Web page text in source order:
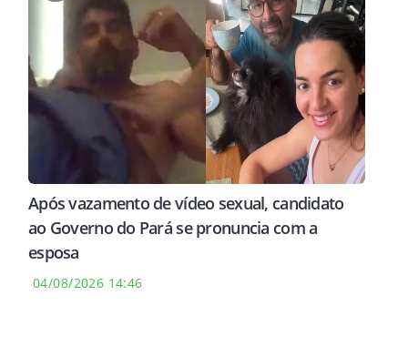
Após vazamento de vídeo sexual, candidato
ao Governo do Pará se pronuncia com a
esposa
04/08/2026 14:46